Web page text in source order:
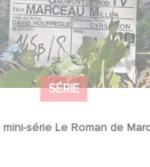
SÉRIE
série Le Roman de